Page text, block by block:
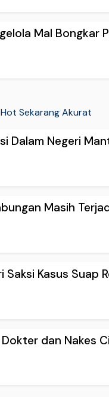
Mal Bongkar
Sekarang Akurat
Dalam Negeri
Masih
Saksi Kasus Suap
dan Nakes